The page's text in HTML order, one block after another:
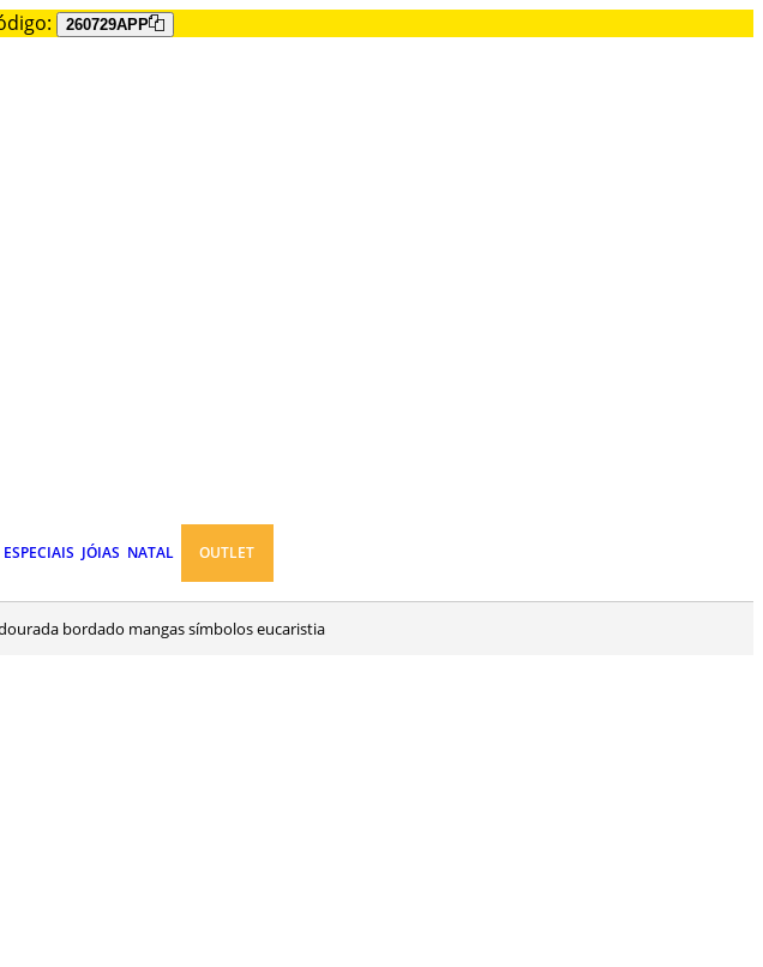
260729APP
JÓIAS NATAL OUTLET
dourada bordado mangas símbolos eucaristia